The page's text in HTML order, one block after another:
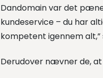
Dandomain var det
kundeservice – du har
kompetent igennem alt,”
Derudover nævner de,